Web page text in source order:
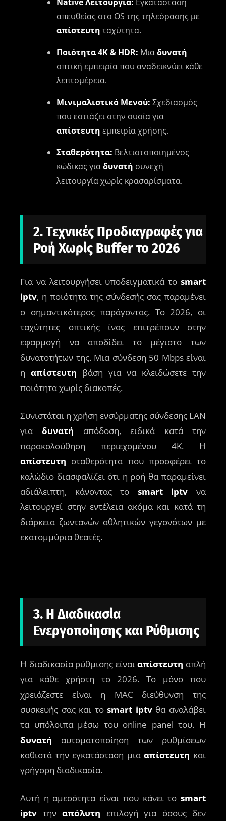
απευθείας στο OS της τηλεόρασης με
απίστευτη ταχύτητα.
Ποιότητα 4K & HDR: Μιαδυνατή
οπτική εμπειρία που αναδεικνύει κάθε
λεπτομέρεια.
Μινιμαλιστικό Μενού: Σχεδιασμός
που εστιάζει στην ουσία για
απίστευτη εμπειρία χρήσης.
Σταθερότητα: Βελτιστοποιημένος
κώδικας γιαδυνατή συνεχή
λειτουργία χωρίς κρασαρίσματα.
2. Τεχνικές Προδιαγραφές για
Ροή Χωρίς Buffer το 2026
Για να λειτουργήσει υποδειγματικά το smart
iptv, η ποιότητα της σύνδεσής σας παραμένει
ο σημαντικότερος παράγοντας. Το 2026, οι
ταχύτητες οπτικής ίνας επιτρέπουν στην
εφαρμογή να αποδίδει το μέγιστο των
δυνατοτήτων της. Μια σύνδεση 50 Mbps είναι
η απίστευτη βάση για να κλειδώσετε την
ποιότητα χωρίς διακοπές.
Συνιστάται η χρήση ενσύρματης σύνδεσης LAN
γιαδυνατή απόδοση, ειδικά κατά την
παρακολούθηση περιεχομένου 4K. Η
απίστευτη σταθερότητα που προσφέρει το
καλώδιο διασφαλίζει ότι η ροή θα παραμείνει
αδιάλειπτη, κάνοντας το smart iptv να
λειτουργεί στην εντέλεια ακόμα και κατά τη
διάρκεια ζωντανών αθλητικών γεγονότων με
εκατομμύρια θεατές.
3. Η Διαδικασία
Ενεργοποίησης και Ρύθμισης
Η διαδικασία ρύθμισης είναιαπίστευτη απλή
για κάθε χρήστη το 2026. Το μόνο που
χρειάζεστε είναι η MAC διεύθυνση της
συσκευής σας και τοsmart iptvθα αναλάβει
τα υπόλοιπα μέσω του online panel του. Η
δυνατή αυτοματοποίηση των ρυθμίσεων
καθιστά την εγκατάσταση μιααπίστευτη και
γρήγορη διαδικασία.
Αυτή η αμεσότητα είναι που κάνει το smart
iptv την απόλυτη επιλογή για όσους δεν